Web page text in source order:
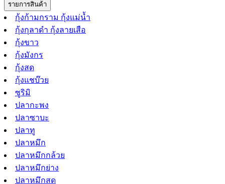
รายการสินค้า
กุ้งก้ามกราม กุ้งแม่น้ำ
กุ้งกุลาดำ กุ้งลายเสือ
กุ้งขาว
กุ้งมังกร
กุ้งสด
กุ้งแชบ๊วย
ซูริมิ
ปลากะพง
ปลาซาบะ
ปลาทู
ปลาหมึก
ปลาหมึกกล้วย
ปลาหมึกย่าง
ปลาหมึกสด